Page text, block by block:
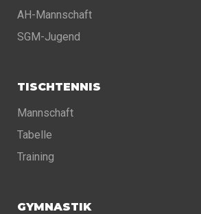
AH-Mannschaft
SGM-Jugend
TISCHTENNIS
Mannschaft
Tabelle
Training
GYMNASTIK